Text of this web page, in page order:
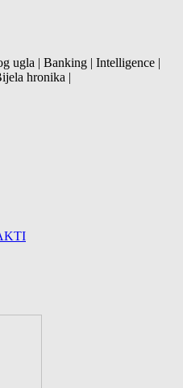
ugla | Banking | Intelligence |
hronika |